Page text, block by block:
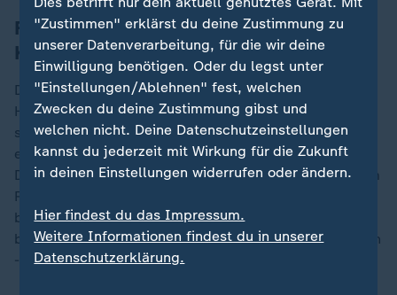
Fans sehen Eigentümer als Ursache der
Krise
Die Fans sehen die Ursache der Misere eher bei dem
Haupteigentümer, der Glazer-Familie, die dem Klub
seit ihrem kreditfinanzierten Einstieg 2005 mehr als
eine Milliarde Euro Schuldzinsen und jede Menge
Dividende entnommen hat. Mit dem Ineos-Besitzer Jim
Ratcliffe gibt es seit 2023 einen Miteigentümer, der
beträchtliche Summen in den Club investiert,
beispielsweise ins marode Trainingszentrum Carrington
- und der den aktuellen Sparkurs angeordnet hat.
"Zustimmen" erklärst du deine Zustimmung zu
unserer Datenverarbeitung, für die wir deine
Einwilligung benötigen. Oder du legst unter
"Einstellungen/Ablehnen" fest, welchen
Zwecken du deine Zustimmung gibst und
welchen nicht. Deine Datenschutzeinstellungen
kannst du jederzeit mit Wirkung für die Zukunft
in deinen Einstellungen widerrufen oder ändern.
Hier findest du das Impressum.
Weitere Informationen findest du in unserer
Datenschutzerklärung.